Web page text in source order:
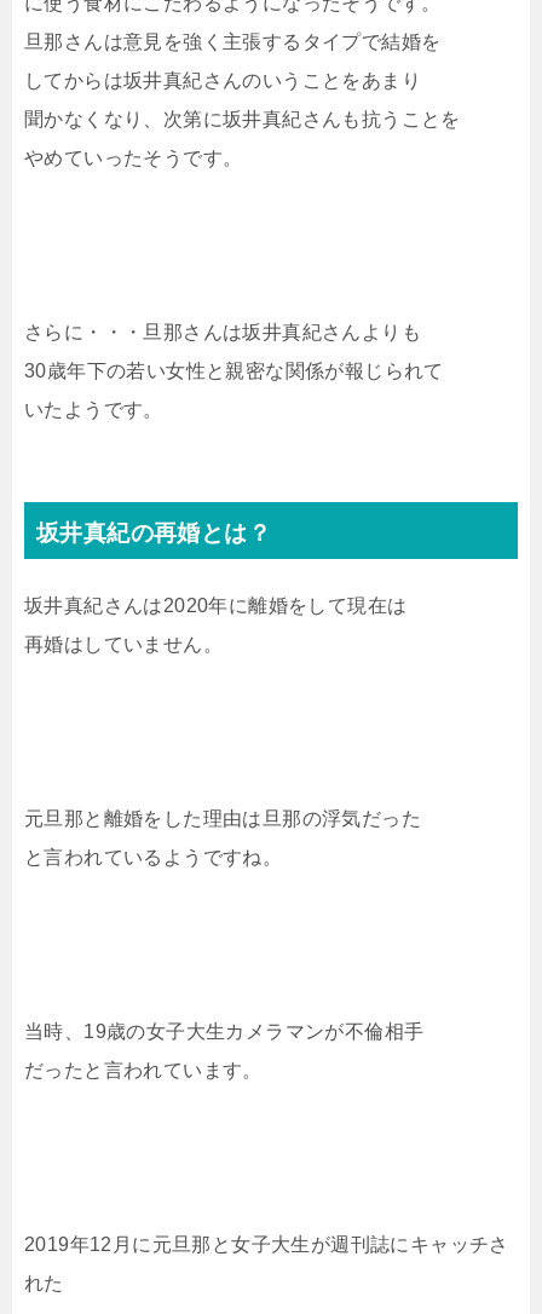
旦那さんは意見を強く主張するタイプで結婚を
してからは坂井真紀さんのいうことをあまり
聞かなくなり、次第に坂井真紀さんも抗うことを
やめていったそうです。
さらに・・・旦那さんは坂井真紀さんよりも
30歳年下の若い女性と親密な関係が報じられて
いたようです。
坂井真紀の再婚とは？
坂井真紀さんは2020年に離婚をして現在は
再婚はしていません。
元旦那と離婚をした理由は旦那の浮気だった
と言われているようですね。
当時、19歳の女子大生カメラマンが不倫相手
だったと言われています。
2019年12月に元旦那と女子大生が週刊誌にキャッチさ
れた